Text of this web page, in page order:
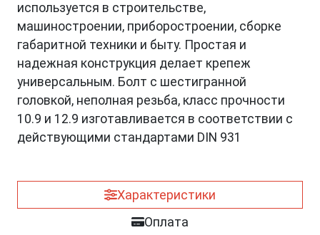
используется в строительстве,
машиностроении, приборостроении, сборке
габаритной техники и быту. Простая и
надежная конструкция делает крепеж
универсальным. Болт с шестигранной
головкой, неполная резьба, класс прочности
10.9 и 12.9 изготавливается в соответствии с
действующими стандартами DIN 931
Характеристики
Оплата